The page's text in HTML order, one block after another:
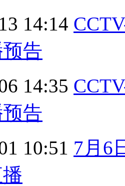
14:14
告
14:35
告
10:51 7月6